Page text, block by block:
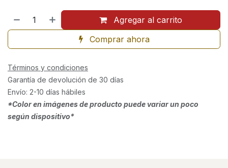
Agregar al carrito
Comprar ahora
Términos y condiciones
Garantía de devolución de 30 días
Envío: 2-10 días hábiles
*Color en imágenes de producto puede variar un poco
según dispositivo*